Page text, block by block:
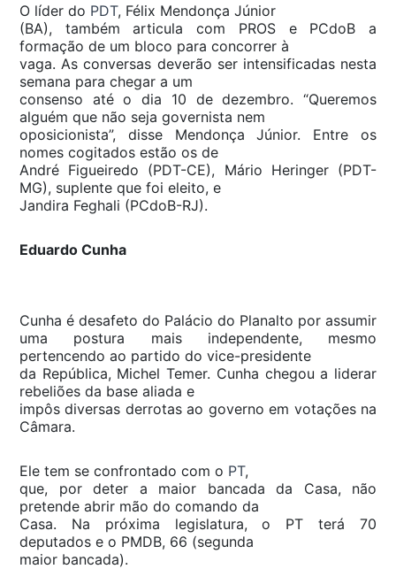
O líder do PDT, Félix Mendonça Júnior
(BA), também articula com PROS e PCdoB a
formação de um bloco para concorrer à
vaga. As conversas deverão ser intensificadas nesta
semana para chegar a um
consenso até o dia 10 de dezembro. “Queremos
alguém que não seja governista nem
oposicionista”, disse Mendonça Júnior. Entre os
nomes cogitados estão os de
André Figueiredo (PDT-CE), Mário Heringer (PDT-
MG), suplente que foi eleito, e
Jandira Feghali (PCdoB-RJ).
Eduardo Cunha
Cunha é desafeto do Palácio do Planalto por assumir
uma postura mais independente, mesmo
pertencendo ao partido do vice-presidente
da República, Michel Temer. Cunha chegou a liderar
rebeliões da base aliada e
impôs diversas derrotas ao governo em votações na
Câmara.
Ele tem se confrontado com o PT,
que, por deter a maior bancada da Casa, não
pretende abrir mão do comando da
Casa. Na próxima legislatura, o PT terá 70
deputados e o PMDB, 66 (segunda
maior bancada).